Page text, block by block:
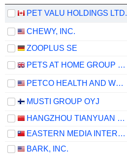
PET VALU HOLDINGS LTD.
CHEWY, INC.
ZOOPLUS SE
PETS AT HOME GROUP PLC
PETCO HEALTH AND WELLNESS COMPANY, INC.
MUSTI GROUP OYJ
HANGZHOU TIANYUAN PET PRODUCTS CO., LTD
EASTERN MEDIA INTERNATIONAL CORPORATION
BARK, INC.